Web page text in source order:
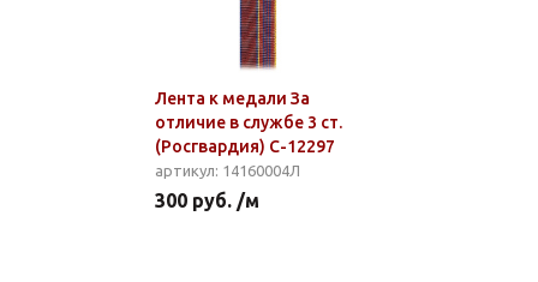
Лента к медали За
отличие в службе 3 ст.
(Росгвардия) С-12297
артикул: 14160004Л
300 руб. /м